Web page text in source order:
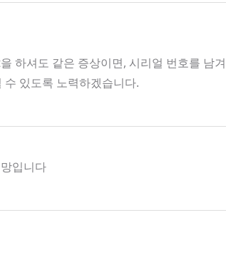
하셔도 같은 증상이면, 시리얼 번호를 남
있도록 노력하겠습니다.
입니다